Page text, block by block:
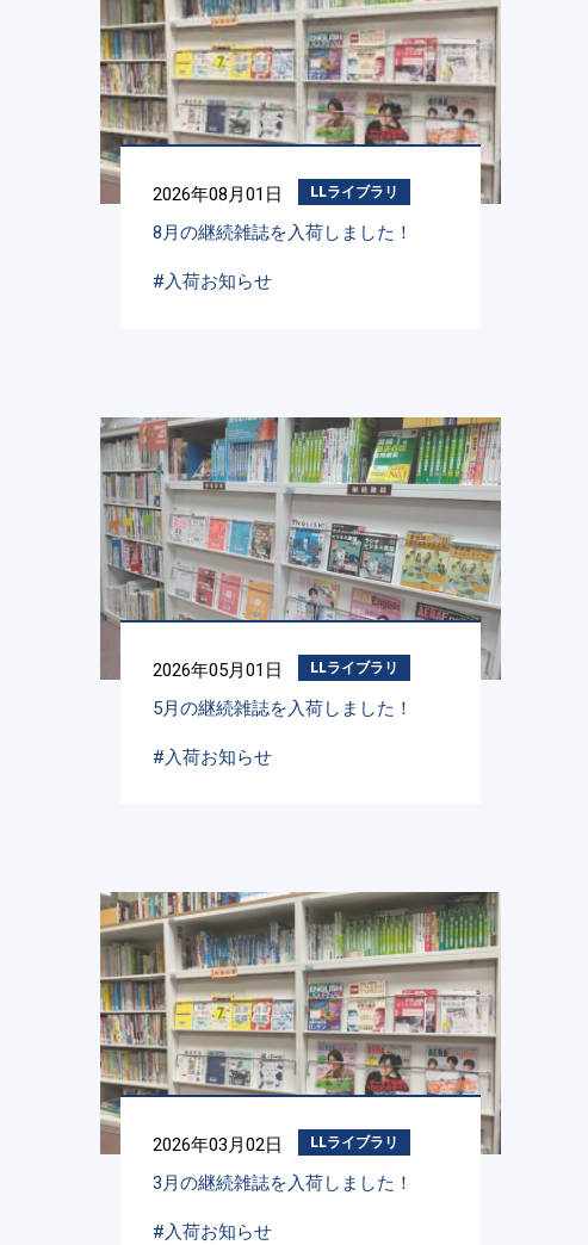
2026年08月01日 LLライブラリ
8月の継続雑誌を入荷しました！
#入荷お知らせ
2026年05月01日 LLライブラリ
5月の継続雑誌を入荷しました！
#入荷お知らせ
2026年03月02日 LLライブラリ
3月の継続雑誌を入荷しました！
#入荷お知らせ